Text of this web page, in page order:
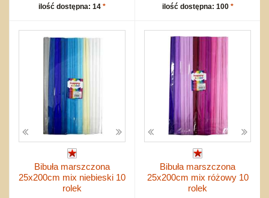
ilość dostępna: 14 *
ilość dostępna: 100 *
Bibuła marszczona
25x200cm mix niebieski 10
rolek
Bibuła marszczona
25x200cm mix różowy 10
rolek